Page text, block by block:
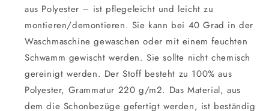
aus Polyester – ist pflegeleicht und leicht zu
montieren/demontieren. Sie kann bei 40 Grad in der
Waschmaschine gewaschen oder mit einem feuchten
Schwamm gewischt werden. Sie sollte nicht chemisch
gereinigt werden. Der Stoff besteht zu 100% aus
Polyester, Grammatur 220 g/m2. Das Material, aus
dem die Schonbezüge gefertigt werden, ist beständig